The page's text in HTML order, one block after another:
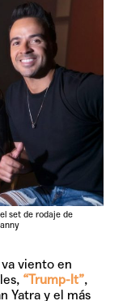
set de rodaje de
viento en
“Trump-It”,
Yatra y el más